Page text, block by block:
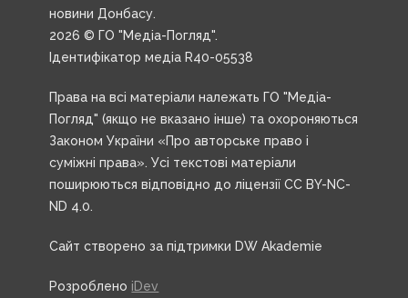
новини Донбасу.
2026 © ГО "Медіа-Погляд".
Ідентифікатор медіа R40-05538
Права на всі матеріали належать ГО "Медіа-
Погляд" (якщо не вказано інше) та охороняються
Законом України «Про авторське право і
суміжні права». Усі текстові матеріали
поширюються відповідно до ліцензії CC BY-NC-
ND 4.0.
Сайт створено за підтримки DW Akademie
Розроблено iDev